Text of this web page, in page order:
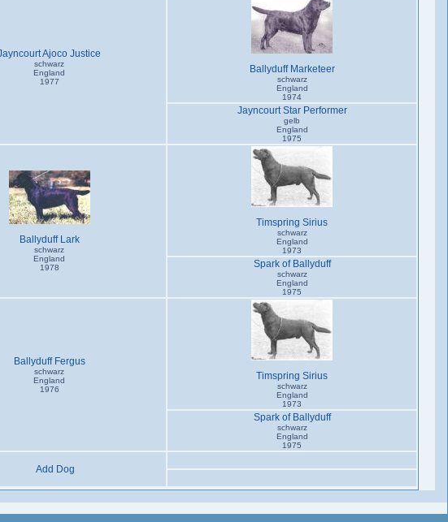
Ajoco Justice
schwarz
England
1977
Ballyduff Marketeer
schwarz
England
1974
Jayncourt Star Performer
gelb
England
1975
Ballyduff Lark
schwarz
England
1978
Timspring Sirius
schwarz
England
1973
Spark of Ballyduff
schwarz
England
1975
Ballyduff Fergus
schwarz
England
1976
Timspring Sirius
schwarz
England
1973
Spark of Ballyduff
schwarz
England
1975
Add Dog